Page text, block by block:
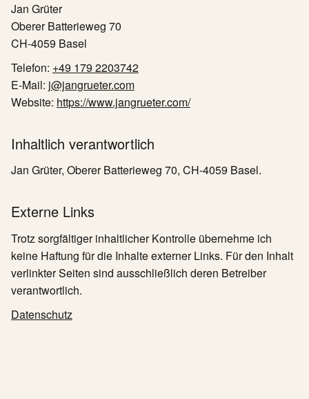
Jan Grüter
Oberer Batterieweg 70
CH-4059 Basel
Telefon: +49 179 2203742
E-Mail: j@jangrueter.com
Website: https://www.jangrueter.com/
Inhaltlich verantwortlich
Jan Grüter, Oberer Batterieweg 70, CH-4059 Basel.
Externe Links
Trotz sorgfältiger inhaltlicher Kontrolle übernehme ich
keine Haftung für die Inhalte externer Links. Für den Inhalt
verlinkter Seiten sind ausschließlich deren Betreiber
verantwortlich.
Datenschutz